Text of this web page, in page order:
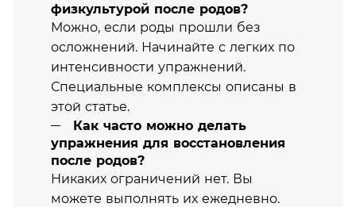
физкультурой после родов?
Можно, если роды прошли без
осложнений. Начинайте с легких по
интенсивности упражнений.
Специальные комплексы описаны в
этой статье.
Как часто можно делать
упражнения для восстановления
после родов?
Никаких ограничений нет. Вы
можете выполнять их ежедневно.